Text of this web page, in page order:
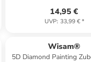
14,95 €
UVP: 33,99 €*
Wisam®
5D Diamond Painting